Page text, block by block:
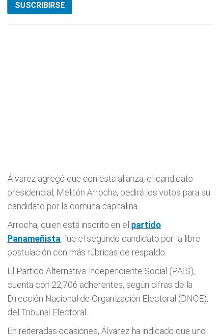
SUSCRIBIRSE
Álvarez agregó que con esta alianza, el candidato
presidencial, Melitón Arrocha, pedirá los votos para su
candidato por la comuna capitalina.
Arrocha, quien está inscrito en el partido
Panameñista, fue el segundo candidato por la libre
postulación con más rúbricas de respaldo.
El Partido Alternativa Independiente Social (PAIS),
cuenta con 22,706 adherentes, según cifras de la
Dirección Nacional de Organización Electoral (DNOE),
del Tribunal Electoral.
En reiteradas ocasiones, Álvarez ha indicado que uno